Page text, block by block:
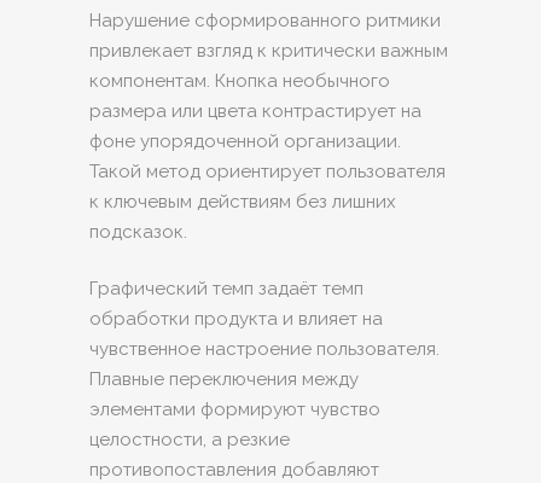
Нарушение сформированного ритмики
привлекает взгляд к критически важным
компонентам. Кнопка необычного
размера или цвета контрастирует на
фоне упорядоченной организации.
Такой метод ориентирует пользователя
к ключевым действиям без лишних
подсказок.
Графический темп задаёт темп
обработки продукта и влияет на
чувственное настроение пользователя.
Плавные переключения между
элементами формируют чувство
целостности, а резкие
противопоставления добавляют